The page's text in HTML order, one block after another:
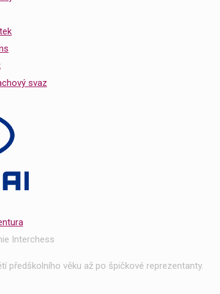
předškolního věku až po špičkové reprezentanty.